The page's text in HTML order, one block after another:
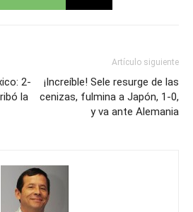
2-
la
Artículo siguiente
¡Increíble! Sele resurge de las
cenizas, fulmina a Japón, 1-0,
y va ante Alemania